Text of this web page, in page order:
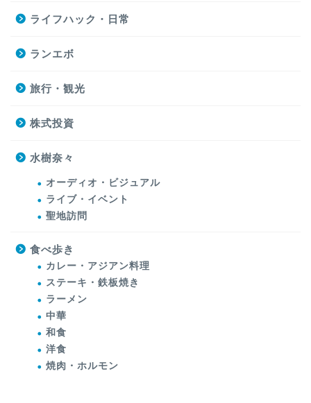
ライフハック・日常
ランエボ
旅行・観光
株式投資
水樹奈々
オーディオ・ビジュアル
ライブ・イベント
聖地訪問
食べ歩き
カレー・アジアン料理
ステーキ・鉄板焼き
ラーメン
中華
和食
洋食
焼肉・ホルモン